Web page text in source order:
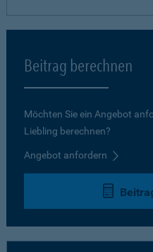
Beitrag berechnen
Möchten Sie ein Angebot
Liebling berechnen?
Angebot anfordern